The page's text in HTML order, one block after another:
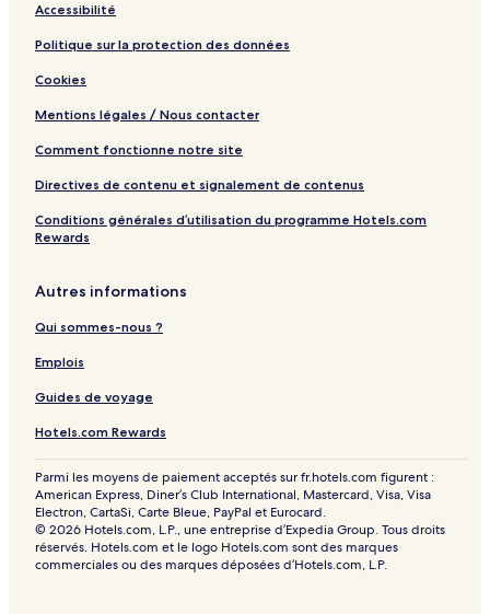
Accessibilité
Politique sur la protection des données
Cookies
Mentions légales / Nous contacter
Comment fonctionne notre site
Directives de contenu et signalement de contenus
Conditions générales d’utilisation du programme Hotels.com
Rewards
Autres informations
Qui sommes-nous ?
Emplois
Guides de voyage
Hotels.com Rewards
Parmi les moyens de paiement acceptés sur fr.hotels.com figurent :
American Express, Diner’s Club International, Mastercard, Visa, Visa
Electron, CartaSi, Carte Bleue, PayPal et Eurocard.
© 2026 Hotels.com, L.P., une entreprise d’Expedia Group. Tous droits
réservés. Hotels.com et le logo Hotels.com sont des marques
commerciales ou des marques déposées d’Hotels.com, L.P.